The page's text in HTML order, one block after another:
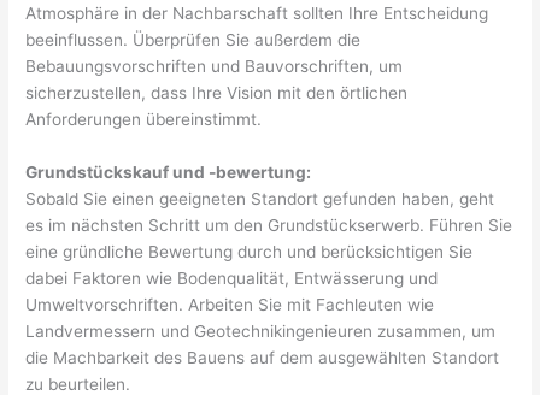
Atmosphäre in der Nachbarschaft sollten Ihre Entscheidung
beeinflussen. Überprüfen Sie außerdem die
Bebauungsvorschriften und Bauvorschriften, um
sicherzustellen, dass Ihre Vision mit den örtlichen
Anforderungen übereinstimmt.
Grundstückskauf und -bewertung:
Sobald Sie einen geeigneten Standort gefunden haben, geht
es im nächsten Schritt um den Grundstückserwerb. Führen Sie
eine gründliche Bewertung durch und berücksichtigen Sie
dabei Faktoren wie Bodenqualität, Entwässerung und
Umweltvorschriften. Arbeiten Sie mit Fachleuten wie
Landvermessern und Geotechnikingenieuren zusammen, um
die Machbarkeit des Bauens auf dem ausgewählten Standort
zu beurteilen.